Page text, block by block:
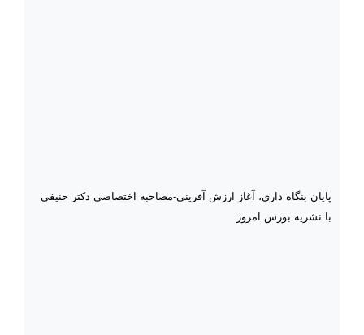
پایان بنگاه داری، آغاز ارزش آفرینی-مصاحبه اختصاصی دکتر حنیفی
با نشریه بورس امروز